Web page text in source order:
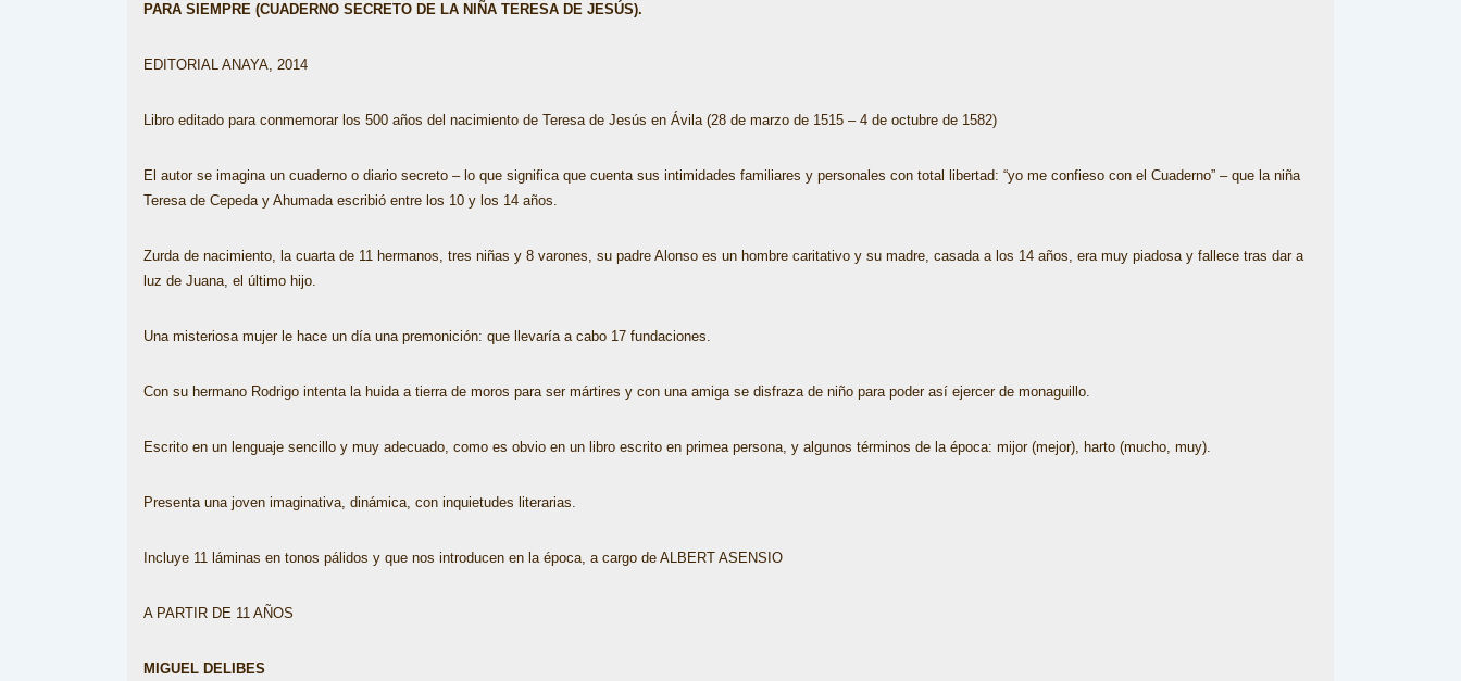
PARA SIEMPRE (CUADERNO SECRETO DE LA NIÑA TERESA DE JESÚS).
EDITORIAL ANAYA, 2014
Libro editado para conmemorar los 500 años del nacimiento de Teresa de Jesús en Ávila (28 de marzo de 1515 – 4 de octubre de 1582)
El autor se imagina un cuaderno o diario secreto – lo que significa que cuenta sus intimidades familiares y personales con total libertad: “yo me confieso con el Cuaderno” – que la niña
Teresa de Cepeda y Ahumada escribió entre los 10 y los 14 años.
Zurda de nacimiento, la cuarta de 11 hermanos, tres niñas y 8 varones, su padre Alonso es un hombre caritativo y su madre, casada a los 14 años, era muy piadosa y fallece tras dar a
luz de Juana, el último hijo.
Una misteriosa mujer le hace un día una premonición: que llevaría a cabo 17 fundaciones.
Con su hermano Rodrigo intenta la huida a tierra de moros para ser mártires y con una amiga se disfraza de niño para poder así ejercer de monaguillo.
Escrito en un lenguaje sencillo y muy adecuado, como es obvio en un libro escrito en primea persona, y algunos términos de la época: mijor (mejor), harto (mucho, muy).
Presenta una joven imaginativa, dinámica, con inquietudes literarias.
Incluye 11 láminas en tonos pálidos y que nos introducen en la época, a cargo de ALBERT ASENSIO
A PARTIR DE 11 AÑOS
MIGUEL DELIBES